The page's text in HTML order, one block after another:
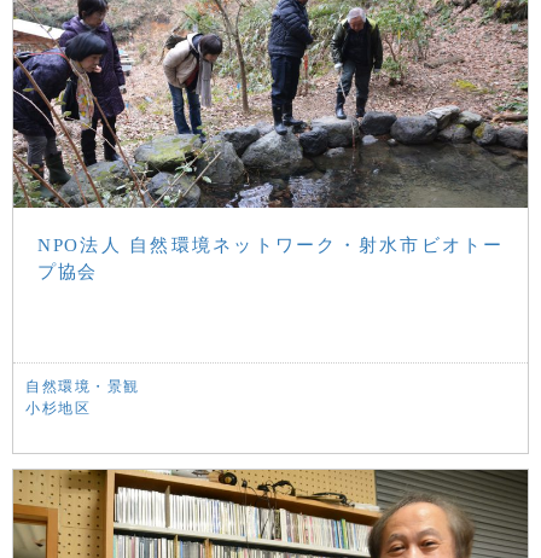
NPO法人 自然環境ネットワーク・射水市ビオトー
プ協会
自然環境・景観
小杉地区